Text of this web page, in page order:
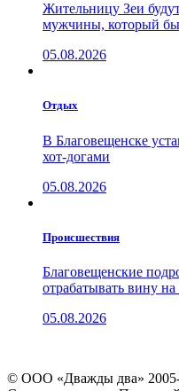
Жительницу Зеи
мужчины, который
05.08.2026
Отдых
В Благовещенске
хот-догами
05.08.2026
Проиcшествия
Благовещенские
отрабатывать вину
05.08.2026
© ООО «Дважды два»